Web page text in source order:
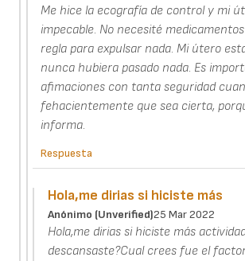
Me hice la ecografía de control y mi
impecable. No necesité
regla para expulsar nada. Mi útero
nunca hubiera pasado nada. Es
afimaciones con tanta seguridad
fehacientemente que sea cierta,
informa.
Respuesta
Hola,me dirias si hiciste más
Anónimo (unverified)25 Mar 2022
Hola,me dirias si hiciste más
descansaste?Cual crees fue el